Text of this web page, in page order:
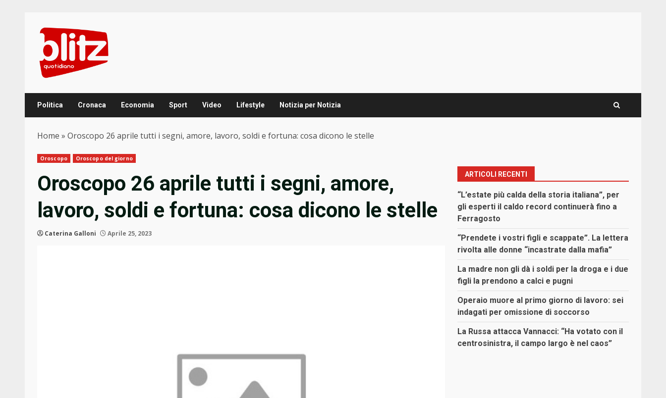
content
Politica Cronaca Economia Sport Video Lifestyle Notizia per Notizia
Home » Oroscopo 26 aprile tutti i segni, amore, lavoro, soldi e fortuna: cosa dicono le stelle
Oroscopo Oroscopo del giorno
Oroscopo 26 aprile tutti i segni, amore,
lavoro, soldi e fortuna: cosa dicono le stelle
Caterina Galloni Aprile 25, 2023
ARTICOLI RECENTI
“L’estate più calda della storia italiana”, per
gli esperti il caldo record continuerà fino a
Ferragosto
“Prendete i vostri figli e scappate”. La lettera
rivolta alle donne “incastrate dalla mafia”
La madre non gli dà i soldi per la droga e i due
figli la prendono a calci e pugni
Operaio muore al primo giorno di lavoro: sei
indagati per omissione di soccorso
La Russa attacca Vannacci: “Ha votato con il
centrosinistra, il campo largo è nel caos”